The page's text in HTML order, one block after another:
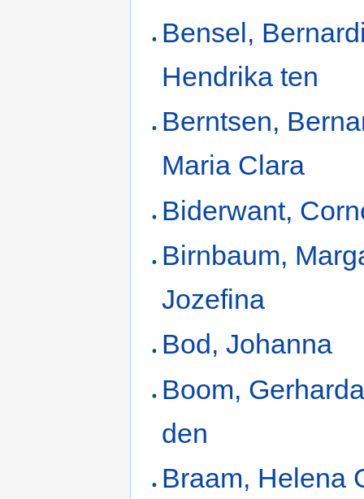
Bensel,
Hendrika ten
Berntsen,
Maria Clara
Biderwant,
Birnbaum,
Jozefina
Bod, Johanna
Boom,
den
Braam, Helena